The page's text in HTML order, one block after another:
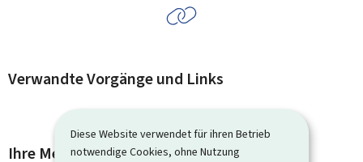
Diese Website verwendet für ihren Betrieb
notwendige Cookies, ohne Nutzung
Verwandte Vorgänge und Links
Ihre Meinung interessiert uns